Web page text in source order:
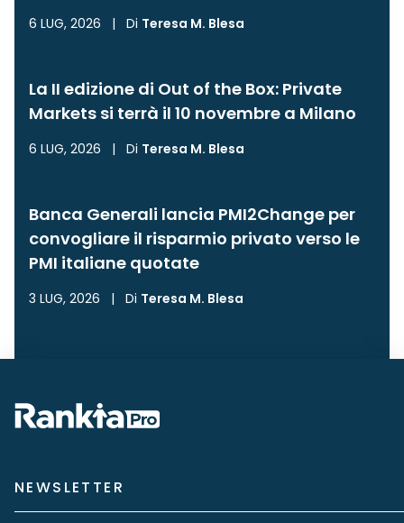
6 LUG, 2026 | Di Teresa M. Blesa
La II edizione di Out of the Box: Private
Markets si terrà il 10 novembre a Milano
6 LUG, 2026 | Di Teresa M. Blesa
Banca Generali lancia PMI2Change per
convogliare il risparmio privato verso le
PMI italiane quotate
3 LUG, 2026 | Di Teresa M. Blesa
NEWSLETTER